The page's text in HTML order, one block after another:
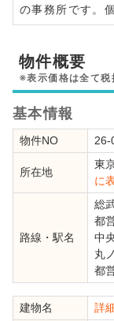
の事務所です。
物件概要
※表示価格は全て税
基本情報
物件NO 26-
所在地
東
に
路線・駅名
総
都
中
丸
都
建物名
詳